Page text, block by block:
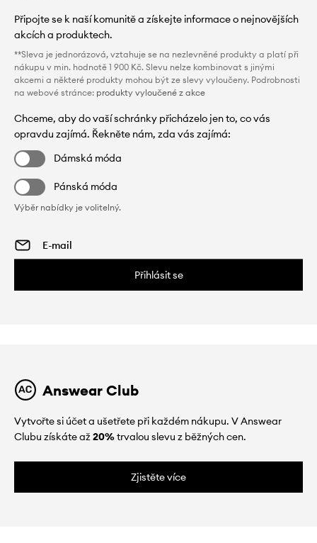
Připojte se k naší komunitě a získejte informace o nejnovějších
akcích a produktech.
**Sleva je jednorázová, vztahuje se na nezlevněné produkty a platí při
nákupu v min. hodnotě 1 900 Kč. Slevu nelze kombinovat s jinými
akcemi a některé produkty mohou být ze slevy vyloučeny. Podrobnosti
na webové stránce: produkty vyloučené z akce
Chceme, aby do vaší schránky přicházelo jen to, co vás
opravdu zajímá. Řekněte nám, zda vás zajímá:
Dámská móda
Pánská móda
Výběr nabídky je volitelný.
Přihlásit se
Answear Club
Vytvořte si účet a ušetřete při každém nákupu. V Answear
Clubu získáte až20%trvalou slevu z běžných cen.
Zjistěte více